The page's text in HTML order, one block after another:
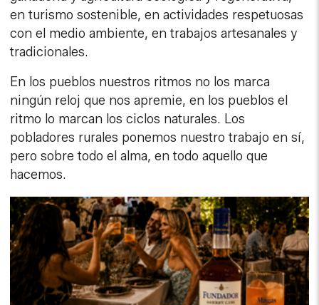
en turismo sostenible, en actividades respetuosas
con el medio ambiente, en trabajos artesanales y
tradicionales.
En los pueblos nuestros ritmos no los marca
ningún reloj que nos apremie, en los pueblos el
ritmo lo marcan los ciclos naturales. Los
pobladores rurales ponemos nuestro trabajo en sí,
pero sobre todo el alma, en todo aquello que
hacemos.